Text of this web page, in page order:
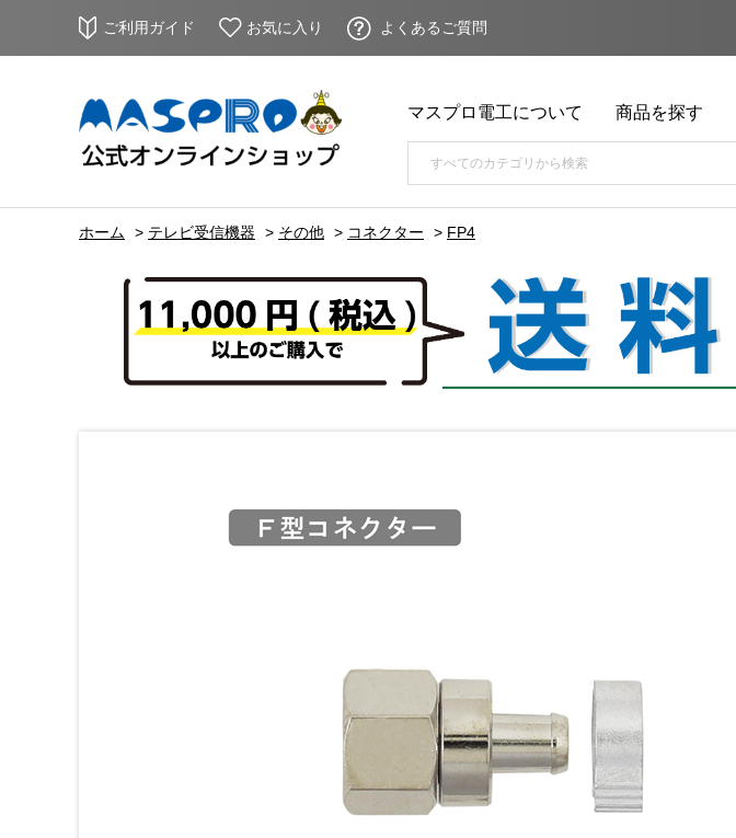
ご利用ガイド お気に入り よくあるご質問
マスプロ電工について 商品を探す
ホーム > テレビ受信機器 > その他 > コネクター > FP4